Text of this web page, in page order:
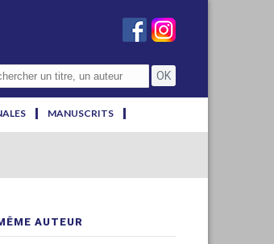
MANUSCRITS
AUTEUR